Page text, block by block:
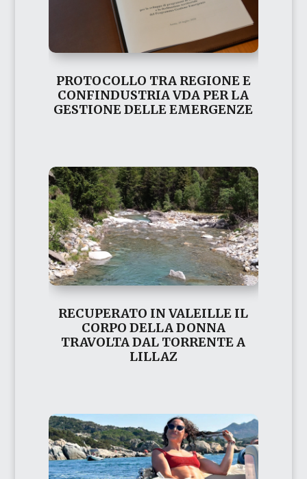
PROTOCOLLO TRA REGIONE E
CONFINDUSTRIA VDA PER LA
GESTIONE DELLE EMERGENZE
RECUPERATO IN VALEILLE IL
CORPO DELLA DONNA
TRAVOLTA DAL TORRENTE A
LILLAZ